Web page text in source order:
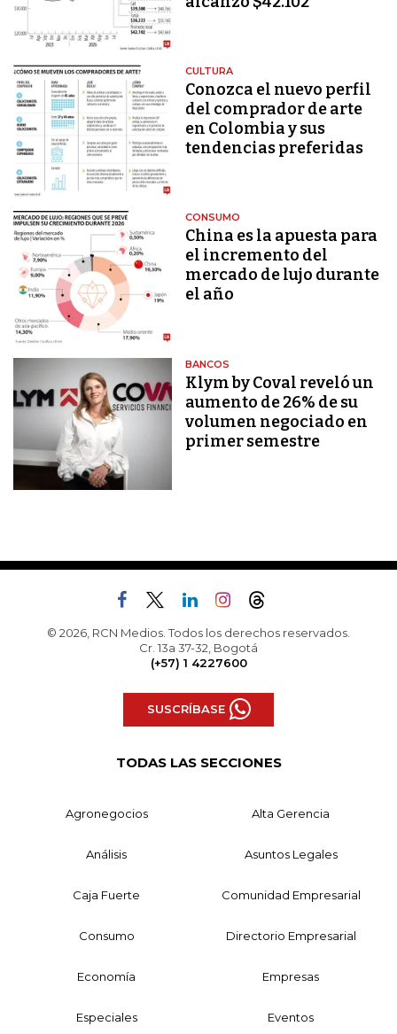
CULTURA
Conozca el nuevo perfil
del comprador de arte
en Colombia y sus
tendencias preferidas
CONSUMO
China es la apuesta para
el incremento del
mercado de lujo durante
el año
BANCOS
Klym by Coval reveló un
aumento de 26% de su
volumen negociado en
primer semestre
© 2026, RCN Medios. Todos los derechos reservados.
Cr. 13a 37-32, Bogotá
(+57) 1 4227600
SUSCRÍBASE
TODAS LAS SECCIONES
Agronegocios Alta Gerencia
Análisis Asuntos Legales
Caja Fuerte Comunidad Empresarial
Consumo Directorio Empresarial
Economía Empresas
Especiales Eventos